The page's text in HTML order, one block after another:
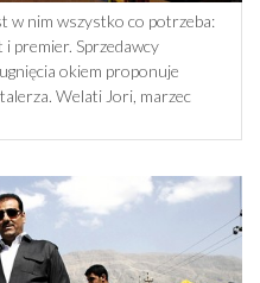
w nim wszystko co potrzeba:
premier. Sprzedawcy
okiem proponuje
Welati Jori, marzec